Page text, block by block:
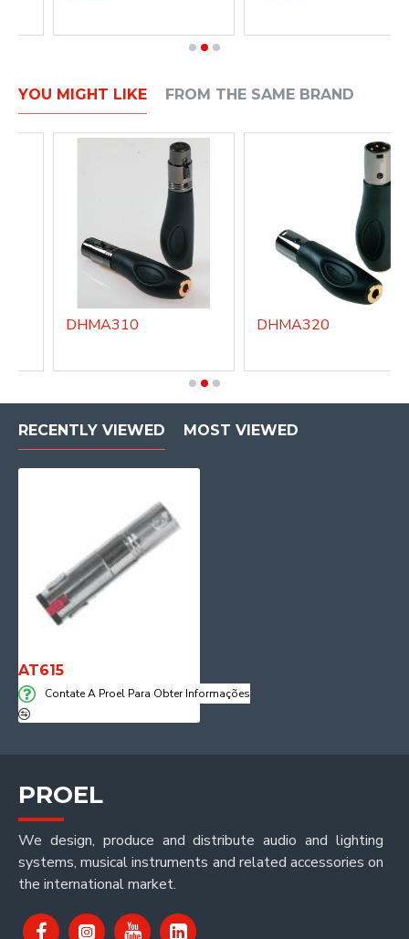
YOU MIGHT LIKE FROM THE SAME BRAND
DHMA310 DHMA320
RECENTLY VIEWED MOST VIEWED
AT615
Contate A Proel Para Obter Informações
PROEL
We design, produce and distribute audio and lighting
systems, musical instruments and related accessories on
the international market.